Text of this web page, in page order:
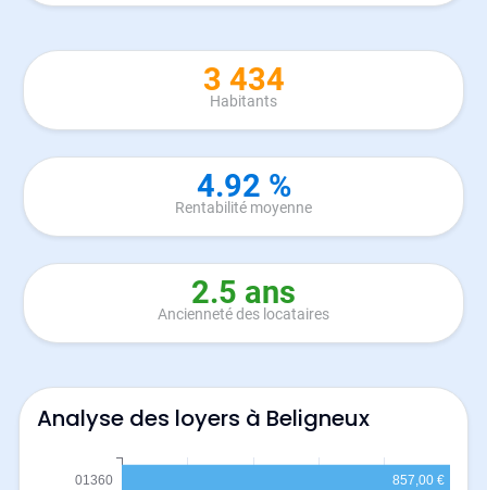
3 434
Habitants
4.92 %
Rentabilité moyenne
2.5 ans
Ancienneté des locataires
Analyse des loyers à Beligneux